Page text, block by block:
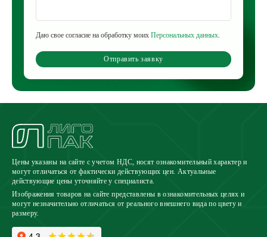
Даю свое согласие на обработку моих Персональных данных.
Отправить заявку
Цены указаны на сайте с учетом НДС, носят ознакомительный характер и
могут отличаться от фактически действующих цен. Актуальные
действующие цены уточняйте у специалиста.
Изображения товаров на сайте представлены в ознакомительных целях и
могут незначительно отличаться от реального внешнего вида по цвету и
размеру.